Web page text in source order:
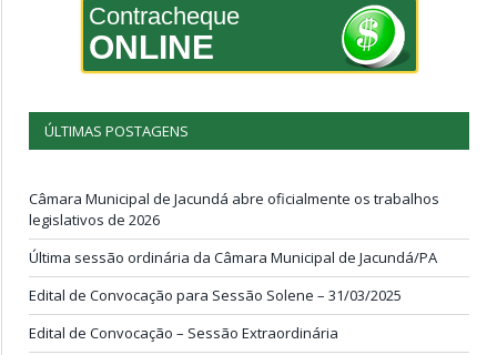
Contracheque
ONLINE
ÚLTIMAS POSTAGENS
Câmara Municipal de Jacundá abre oficialmente os trabalhos
legislativos de 2026
Última sessão ordinária da Câmara Municipal de Jacundá/PA
Edital de Convocação para Sessão Solene – 31/03/2025
Edital de Convocação – Sessão Extraordinária